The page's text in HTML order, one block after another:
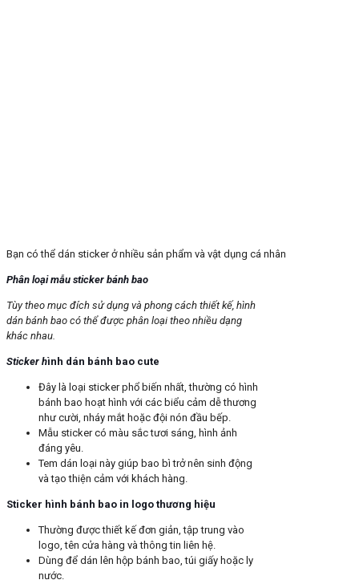
Bạn có thể dán sticker ở nhiều sản phẩm và vật dụng cá nhân
Phân loại mẫu sticker bánh bao
Tùy theo mục đích sử dụng và phong cách thiết kế, hình
dán bánh bao có thể được phân loại theo nhiều dạng
khác nhau.
Sticker hình dán bánh bao cute
Đây là loại sticker phổ biến nhất, thường có hình
bánh bao hoạt hình với các biểu cảm dễ thương
như cười, nháy mắt hoặc đội nón đầu bếp.
Mẫu sticker có màu sắc tươi sáng, hình ảnh
đáng yêu.
Tem dán loại này giúp bao bì trở nên sinh động
và tạo thiện cảm với khách hàng.
Sticker hình bánh bao in logo thương hiệu
Thường được thiết kế đơn giản, tập trung vào
logo, tên cửa hàng và thông tin liên hệ.
Dùng để dán lên hộp bánh bao, túi giấy hoặc ly
nước.